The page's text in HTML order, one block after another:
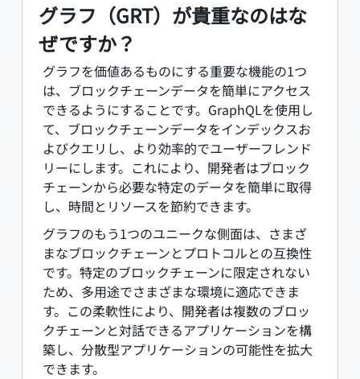
グラフ（GRT）が貴重なのはな
ぜですか？
グラフを価値あるものにする重要な機能の1つ
は、ブロックチェーンデータを簡単にアクセス
できるようにすることです。GraphQLを使用し
て、ブロックチェーンデータをインデックスお
よびクエリし、より効率的でユーザーフレンド
リーにします。これにより、開発者はブロック
チェーンから必要な特定のデータを簡単に取得
し、時間とリソースを節約できます。
グラフのもう1つのユニークな側面は、さまざ
まなブロックチェーンとプロトコルとの互換性
です。特定のブロックチェーンに限定されない
ため、多用途でさまざまな環境に適応できま
す。この柔軟性により、開発者は複数のブロッ
クチェーンと対話できるアプリケーションを構
築し、分散型アプリケーションの可能性を拡大
できます。